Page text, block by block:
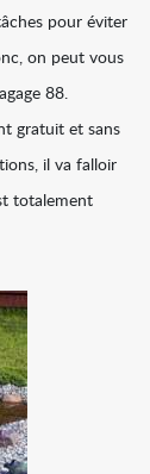
pour éviter
on peut vous
88.
gratuit et sans
il va falloir
totalement